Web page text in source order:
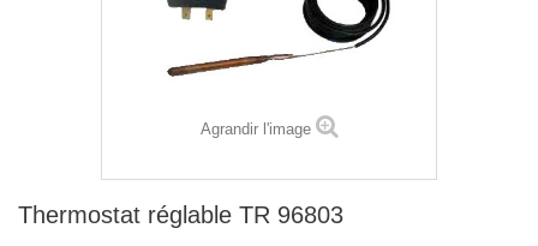
Agrandir l'image
Thermostat réglable TR 96803